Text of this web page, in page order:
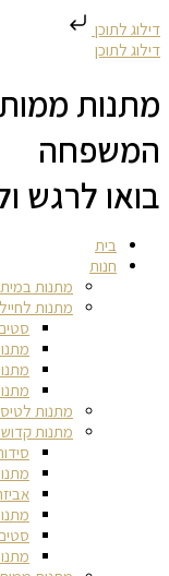
דילוג לתוכן
דילוג לתוכן
מתנות
המשפחה
בואו לרגש
בית
חנות
מתנות
מתנות
מתנות
מתנות